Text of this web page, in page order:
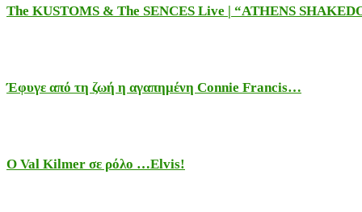
The KUSTOMS & The SENCES Live | “ATHENS
Έφυγε από τη ζωή η αγαπημένη Connie Francis…
Ο Val Kilmer σε ρόλο …Elvis!